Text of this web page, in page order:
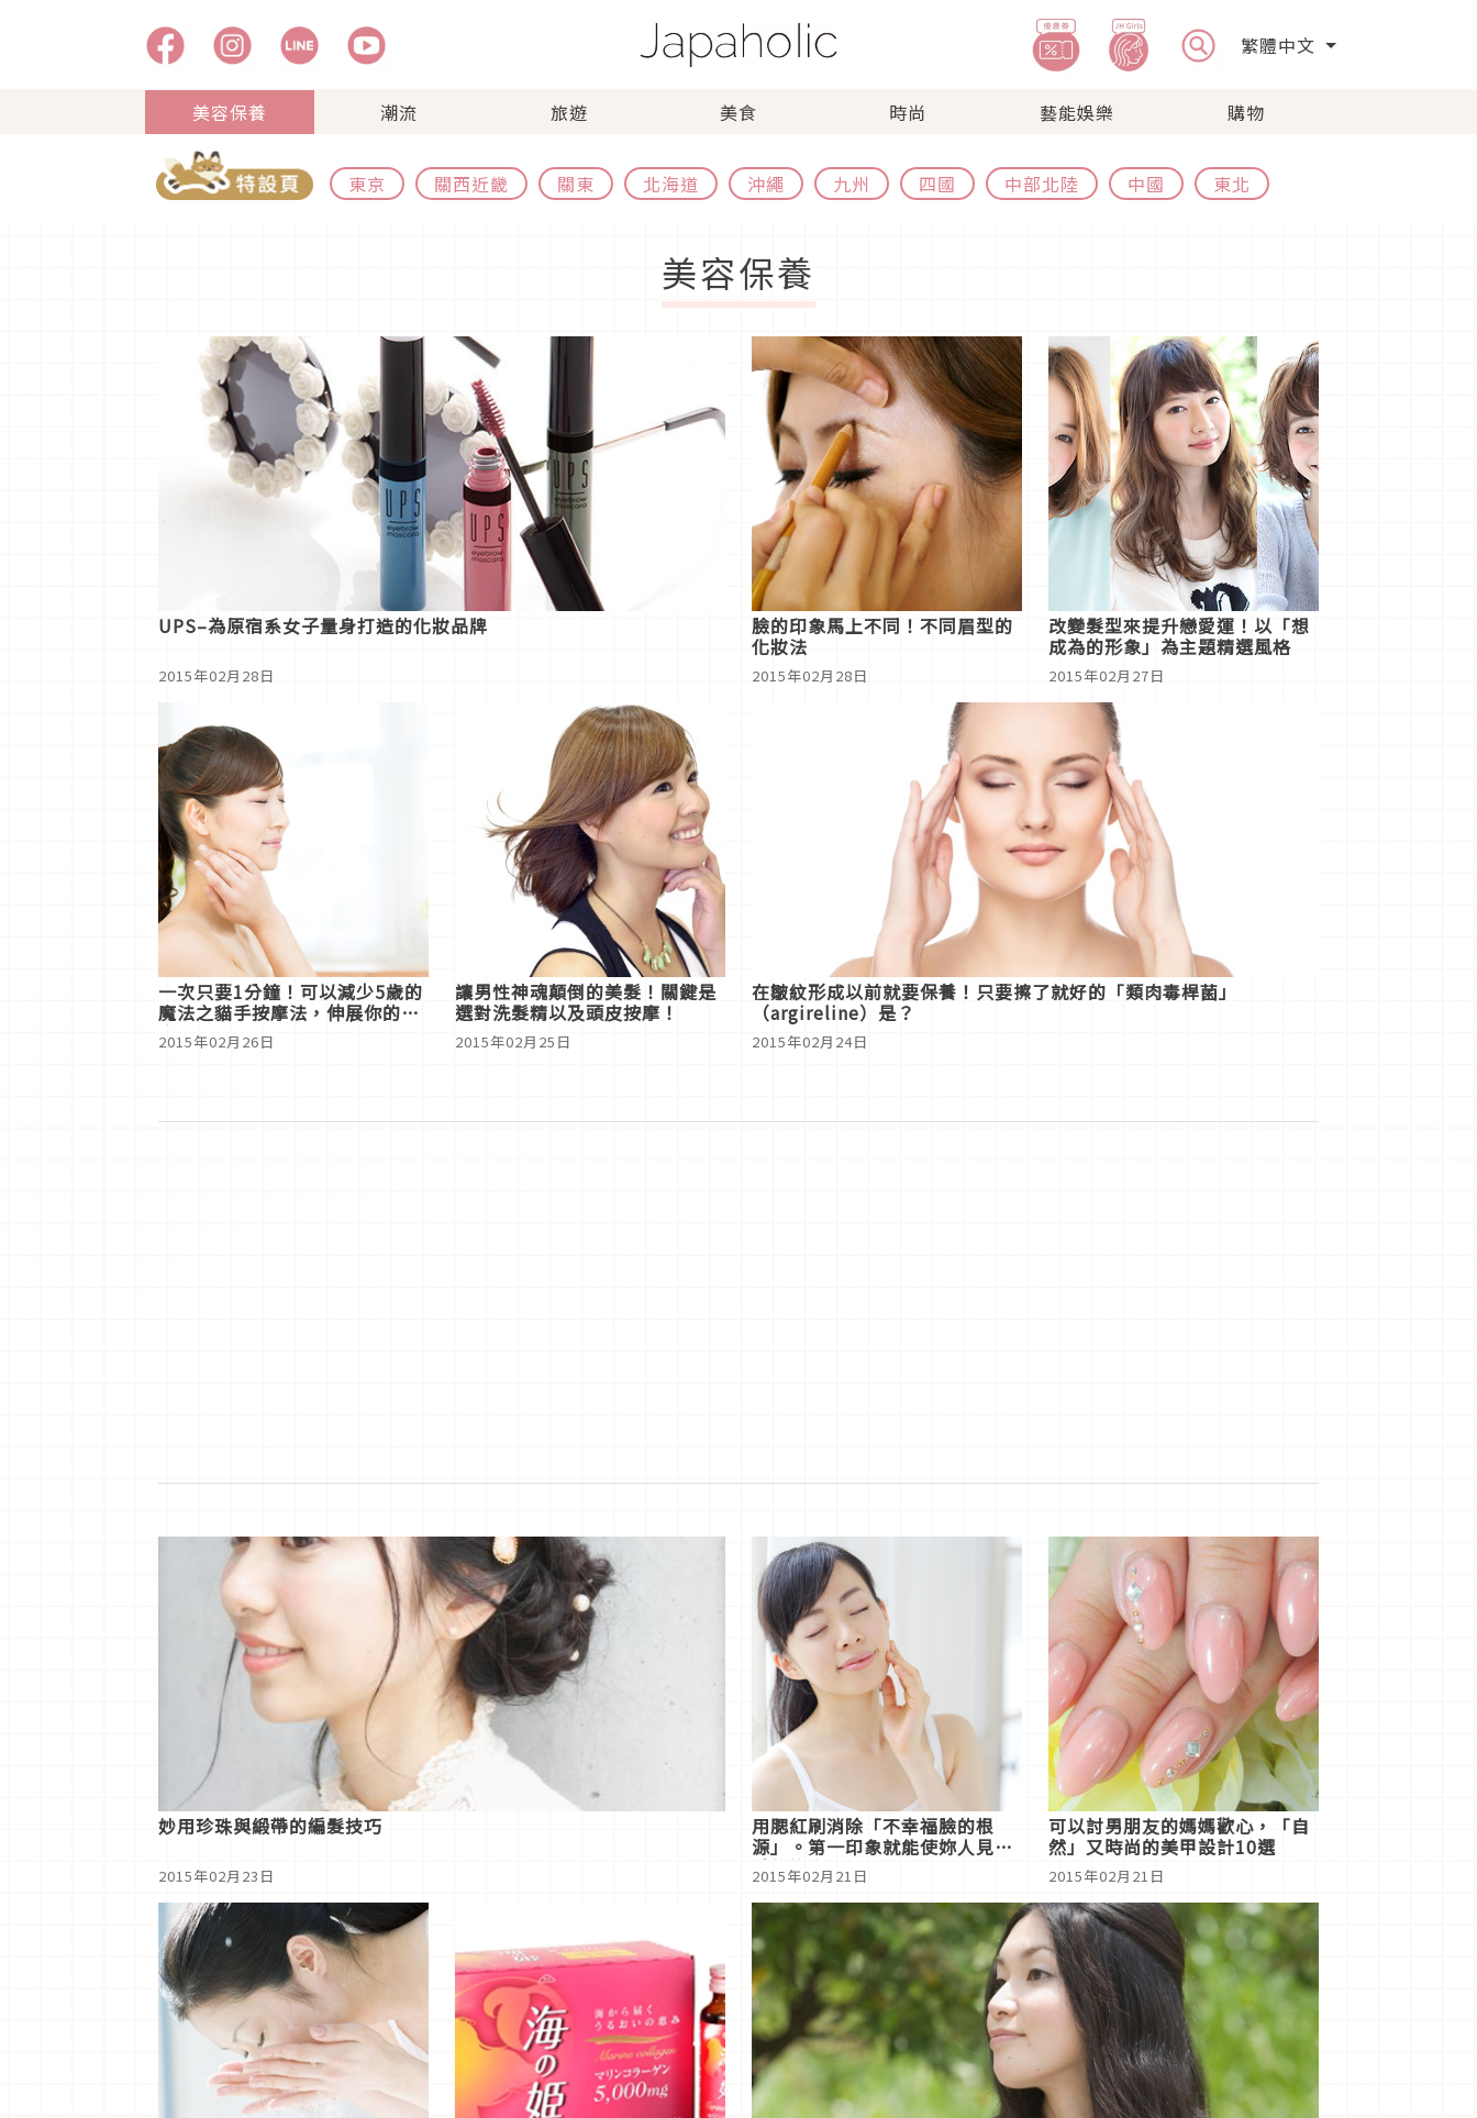
繁體中文
美容保養 潮流 旅遊 美食 時尚 藝能娛樂 購物
東京 關西近畿 關東 北海道 沖繩 九州 四國 中部北陸 中國 東北
美容保養
UPS–為原宿系女子量身打造的化妝品牌
2015年02月28日
臉的印象馬上不同！不同眉型的
化妝法
2015年02月28日
改變髮型來提升戀愛運！以「想
成為的形象」為主題精選風格
2015年02月27日
一次只要1分鐘！可以減少5歲的
魔法之貓手按摩法，伸展你的法
令紋
2015年02月26日
讓男性神魂顛倒的美髮！關鍵是
選對洗髮精以及頭皮按摩！
2015年02月25日
在皺紋形成以前就要保養！只要擦了就好的「類肉毒桿菌」
（argireline）是？
2015年02月24日
妙用珍珠與緞帶的編髮技巧
2015年02月23日
用腮紅刷消除「不幸福臉的根
源」。第一印象就能使妳人見人
愛的祕密武器
2015年02月21日
可以討男朋友的媽媽歡心，「自
然」又時尚的美甲設計10選
2015年02月21日